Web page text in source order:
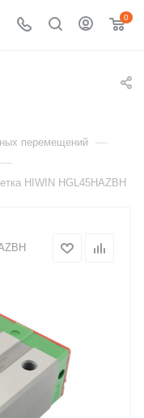
0
перемещений —
—
HIWIN HGL45HAZBH